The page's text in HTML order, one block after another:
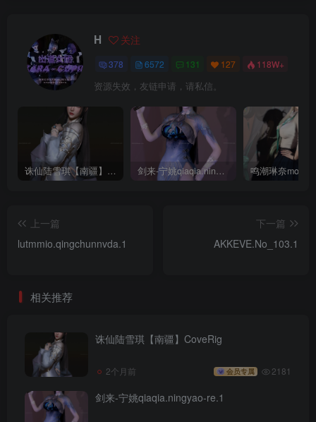
H 关注
378 6572 131 127 118W+
资源失效，友链申请，请私信。
诛仙陆雪琪【南疆】CoveRig 剑来-宁姚qiaqia.ningyao-re.1
上一篇
lutmmio.qingchunnvda.1
下一篇
AKKEVE.No_103.1
相关推荐
诛仙陆雪琪【南疆】CoveRig
2个月前 会员专属 2181
剑来-宁姚qiaqia.ningyao-re.1